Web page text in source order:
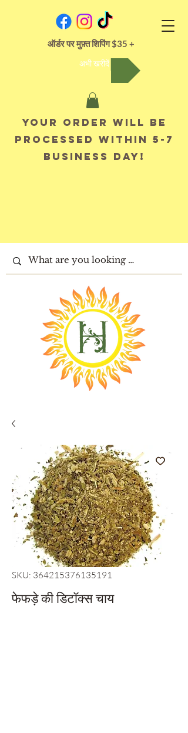
ऑर्डर पर मुफ़्त शिपिंग $35 +
अभी खरीदें
Your order will be
processed within 5-7
business day!
SKU: 364215376135191
फेफड़े की डिटॉक्स चाय